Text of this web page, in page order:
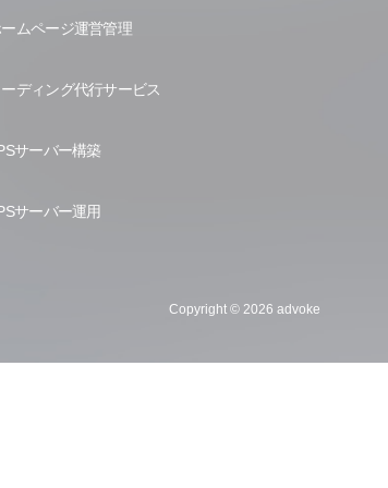
ムページ運営管理
ディング代行サービス
サーバー構築
サーバー運用
Copyright © 2026 advoke